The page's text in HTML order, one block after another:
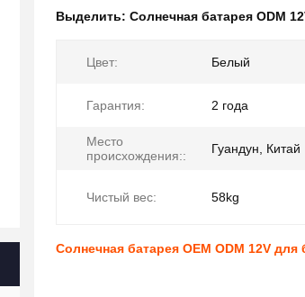
Выделить: Солнечная батарея ODM
Цвет: Белый
Гарантия: 2 года
Место
происхождения::
Гуандун, Китай
Чистый вес: 58kg
Солнечная батарея OEM ODM 12V